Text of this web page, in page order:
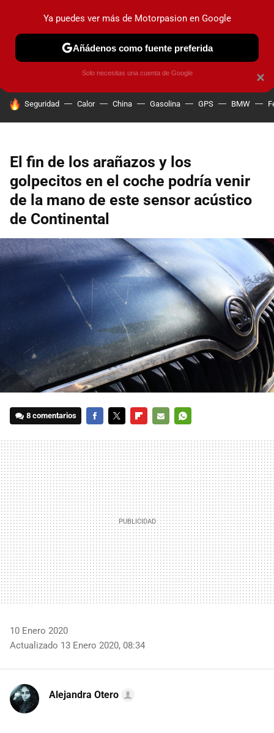
PRUEBAS COCHES ELÉCTRICOS OBSERVATORIO
HOY SE HABLA DE
Seguridad Calor China Gasolina GPS BMW
El fin de los arañazos y los
golpecitos en el coche podría venir
de la mano de este sensor acústico
de Continental
8 comentarios
MAIL
10 Enero 2020
Actualizado 13 Enero 2020, 08:34
Alejandra Otero
×
Ya puedes ver más de Motorpasion en Google
Añádenos como fuente preferida
Solo necesitas una cuenta de Google